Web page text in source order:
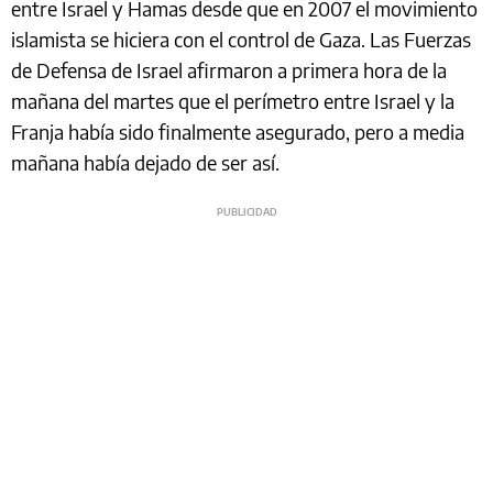
entre Israel y Hamas desde que en 2007 el movimiento
islamista se hiciera con el control de Gaza. Las Fuerzas
de Defensa de Israel afirmaron a primera hora de la
mañana del martes que el perímetro entre Israel y la
Franja había sido finalmente asegurado, pero a media
mañana había dejado de ser así.